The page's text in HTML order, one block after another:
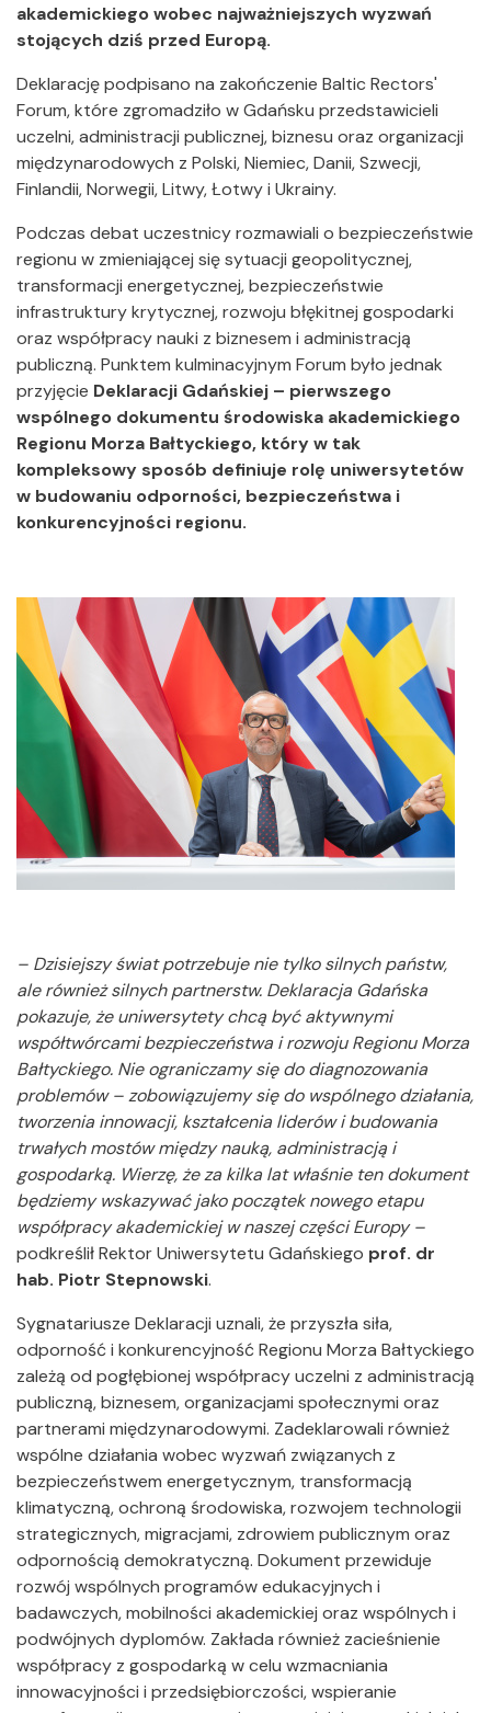
akademickiego wobec najważniejszych wyzwań
stojących dziś przed Europą.
Deklarację podpisano na zakończenie Baltic Rectors'
Forum, które zgromadziło w Gdańsku przedstawicieli
uczelni, administracji publicznej, biznesu oraz organizacji
międzynarodowych z Polski, Niemiec, Danii, Szwecji,
Finlandii, Norwegii, Litwy, Łotwy i Ukrainy.
Podczas debat uczestnicy rozmawiali o bezpieczeństwie
regionu w zmieniającej się sytuacji geopolitycznej,
transformacji energetycznej, bezpieczeństwie
infrastruktury krytycznej, rozwoju błękitnej gospodarki
oraz współpracy nauki z biznesem i administracją
publiczną. Punktem kulminacyjnym Forum było jednak
przyjęcie Deklaracji Gdańskiej – pierwszego
wspólnego dokumentu środowiska akademickiego
Regionu Morza Bałtyckiego, który w tak
kompleksowy sposób definiuje rolę uniwersytetów
w budowaniu odporności, bezpieczeństwa i
konkurencyjności regionu.
– Dzisiejszy świat potrzebuje nie tylko silnych państw,
ale również silnych partnerstw. Deklaracja Gdańska
pokazuje, że uniwersytety chcą być aktywnymi
współtwórcami bezpieczeństwa i rozwoju Regionu Morza
Bałtyckiego. Nie ograniczamy się do diagnozowania
problemów – zobowiązujemy się do wspólnego działania,
tworzenia innowacji, kształcenia liderów i budowania
trwałych mostów między nauką, administracją i
gospodarką. Wierzę, że za kilka lat właśnie ten dokument
będziemy wskazywać jako początek nowego etapu
współpracy akademickiej w naszej części Europy –
podkreślił Rektor Uniwersytetu Gdańskiego prof. dr
hab. Piotr Stepnowski.
Sygnatariusze Deklaracji uznali, że przyszła siła,
odporność i konkurencyjność Regionu Morza Bałtyckiego
zależą od pogłębionej współpracy uczelni z administracją
publiczną, biznesem, organizacjami społecznymi oraz
partnerami międzynarodowymi. Zadeklarowali również
wspólne działania wobec wyzwań związanych z
bezpieczeństwem energetycznym, transformacją
klimatyczną, ochroną środowiska, rozwojem technologii
strategicznych, migracjami, zdrowiem publicznym oraz
odpornością demokratyczną. Dokument przewiduje
rozwój wspólnych programów edukacyjnych i
badawczych, mobilności akademickiej oraz wspólnych i
podwójnych dyplomów. Zakłada również zacieśnienie
współpracy z gospodarką w celu wzmacniania
innowacyjności i przedsiębiorczości, wspieranie